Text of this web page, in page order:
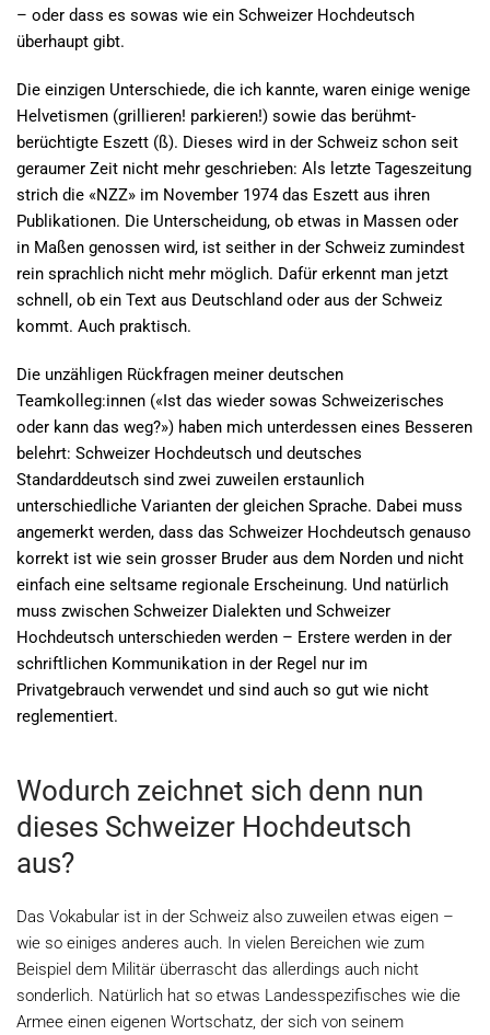
– oder dass es sowas wie ein Schweizer Hochdeutsch
überhaupt gibt.
Die einzigen Unterschiede, die ich kannte, waren einige wenige
Helvetismen (grillieren! parkieren!) sowie das berühmt-
berüchtigte Eszett (ß). Dieses wird in der Schweiz schon seit
geraumer Zeit nicht mehr geschrieben: Als letzte Tageszeitung
strich die «NZZ» im November 1974 das Eszett aus ihren
Publikationen. Die Unterscheidung, ob etwas in Massen oder
in Maßen genossen wird, ist seither in der Schweiz zumindest
rein sprachlich nicht mehr möglich. Dafür erkennt man jetzt
schnell, ob ein Text aus Deutschland oder aus der Schweiz
kommt. Auch praktisch.
Die unzähligen Rückfragen meiner deutschen
Teamkolleg:innen («Ist das wieder sowas Schweizerisches
oder kann das weg?») haben mich unterdessen eines Besseren
belehrt: Schweizer Hochdeutsch und deutsches
Standarddeutsch sind zwei zuweilen erstaunlich
unterschiedliche Varianten der gleichen Sprache. Dabei muss
angemerkt werden, dass das Schweizer Hochdeutsch genauso
korrekt ist wie sein grosser Bruder aus dem Norden und nicht
einfach eine seltsame regionale Erscheinung. Und natürlich
muss zwischen Schweizer Dialekten und Schweizer
Hochdeutsch unterschieden werden – Erstere werden in der
schriftlichen Kommunikation in der Regel nur im
Privatgebrauch verwendet und sind auch so gut wie nicht
reglementiert.
Wodurch zeichnet sich denn nun
dieses Schweizer Hochdeutsch
aus?
Das Vokabular ist in der Schweiz also zuweilen etwas eigen –
wie so einiges anderes auch. In vielen Bereichen wie zum
Beispiel dem Militär überrascht das allerdings auch nicht
sonderlich. Natürlich hat so etwas Landesspezifisches wie die
Armee einen eigenen Wortschatz, der sich von seinem